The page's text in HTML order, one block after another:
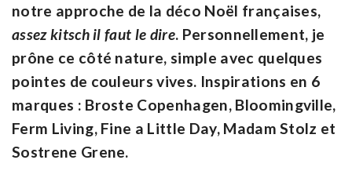
notre approche de la déco Noël françaises,
assez kitsch il faut le dire. Personnellement, je
prône ce côté nature, simple avec quelques
pointes de couleurs vives. Inspirations en 6
marques : Broste Copenhagen, Bloomingville,
Ferm Living, Fine a Little Day, Madam Stolz et
Sostrene Grene.